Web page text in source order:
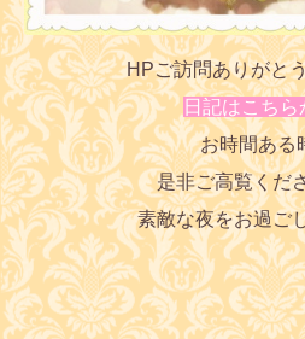
HPご訪問ありがと
日記はこち
お時間ある
是非ご高覧くだ
素敵な夜をお過ご